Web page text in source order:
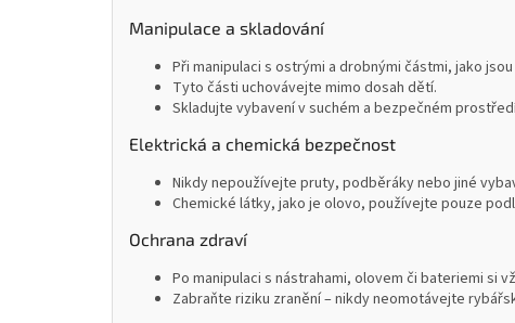
Manipulace a skladování
Při manipulaci s ostrými a drobnými částmi, jako
Tyto části uchovávejte mimo dosah dětí.
Skladujte vybavení v suchém a bezpečném
Elektrická a chemická bezpečnost
Nikdy nepoužívejte pruty, podběráky nebo jiné
Chemické látky, jako je olovo, používejte pouze
Ochrana zdraví
Po manipulaci s nástrahami, olovem či bateriemi si
Zabraňte riziku zranění – nikdy neomotávejte